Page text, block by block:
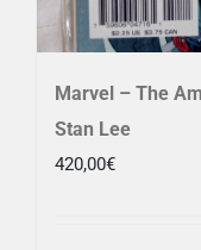
Marvel – The
Stan Lee
420,00€